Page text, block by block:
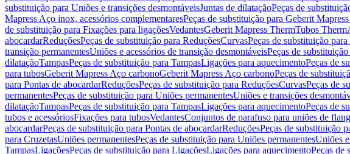
substituição para Uniões e transições desmontáveisJuntas de dilataçãoPeças de
Mapress Aço inox, acessórios complementaresPeças de substituição para Geberit
de substituição para Fixações para ligaçõesVedantesGeberit Mapress ThermTubos Therm
abocardarReduçõesPeças de substituição para ReduçõesCurvasPeças de substituição
transição permanentesUniões e acessórios de transição desmontáveisPeças de
dilataçãoTampasPeças de substituição para TampasLigações para aquecimentoPeças de
para tubosGeberit Mapress Aço carbonoGeberit Mapress Aço carbonoPeças de
para Pontas de abocardarReduçõesPeças de substituição para ReduçõesCurvasPeças de
permanentesPeças de substituição para Uniões permanentesUniões e transições
dilataçãoTampasPeças de substituição para TampasLigações para aquecimentoPeças de
tubos e acessóriosFixações para tubosVedantesConjuntos de parafuso para uniões de
abocardarPeças de substituição para Pontas de abocardarReduçõesPeças de substituição
para CruzetasUniões permanentesPeças de substituição para Uniões permanentesUniões
TampasLigaçõesPeças de substituição para LigaçõesLigações para aquecimentoPeças de